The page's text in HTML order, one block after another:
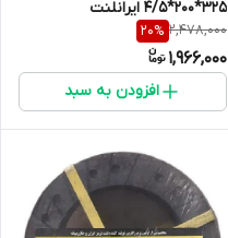
325*200*4/5 ایرانلنت
2,478,000
20%
1,966,000
افزودن به سبد